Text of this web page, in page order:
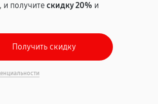
и получитескидку 20% и